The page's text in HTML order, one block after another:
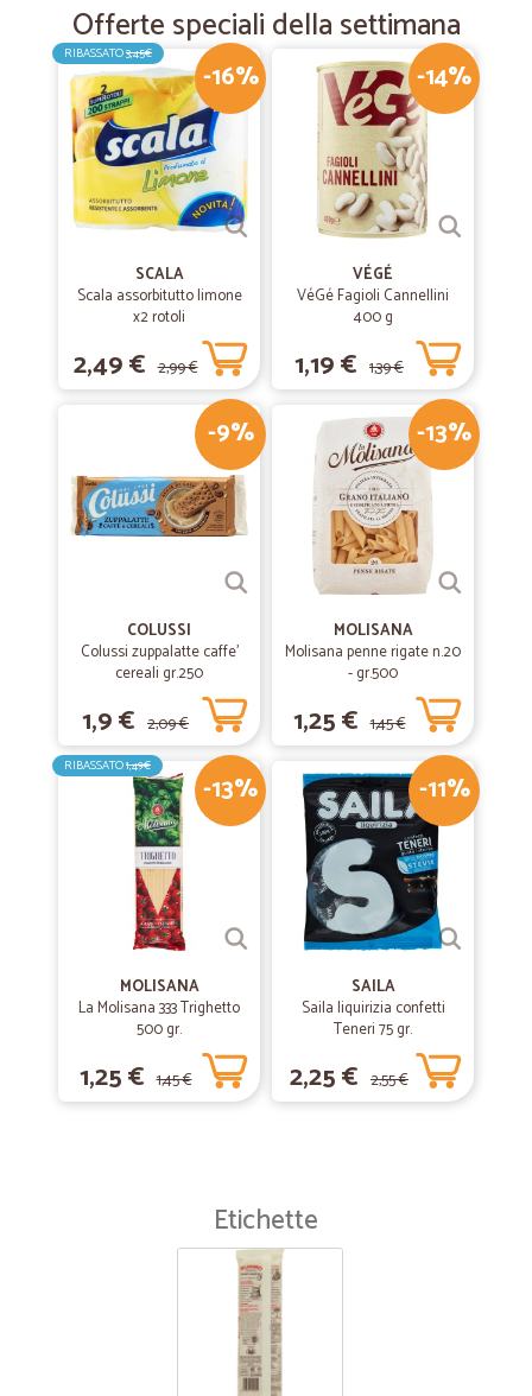
Offerte speciali della settimana
-16%
RIBASSATO3,45€
SCALA
Scala assorbitutto limone
x2 rotoli
2,49 € 2,99 €
-14%
VÉGÉ
VéGé Fagioli Cannellini
400 g
1,19 € 1,39 €
-9%
COLUSSI
Colussi zuppalatte caffe'
cereali gr.250
1,9 € 2,09 €
-13%
MOLISANA
Molisana penne rigate n.20
- gr.500
1,25 € 1,45 €
-13%
RIBASSATO1,49€
MOLISANA
La Molisana 333 Trighetto
500 gr.
1,25 € 1,45 €
-11%
SAILA
Saila liquirizia confetti
Teneri 75 gr.
2,25 € 2,55 €
Etichette